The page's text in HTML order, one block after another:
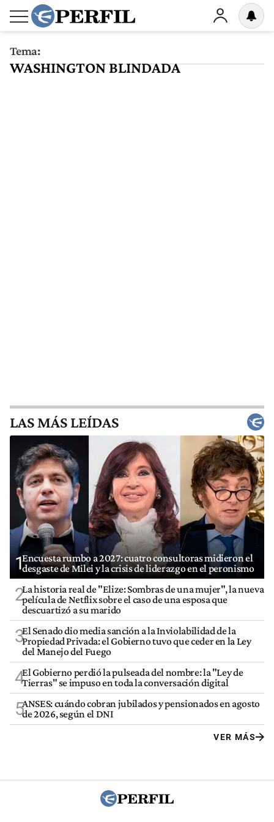
Tema:
WASHINGTON BLINDADA
LAS MÁS LEÍDAS
1Encuesta rumbo a 2027: cuatro consultoras midieron el
desgaste de Milei y la crisis de liderazgo en el peronismo
2La historia real de "Elize: Sombras de una mujer", la nueva
película de Netflix sobre el caso de una esposa que
descuartizó a su marido
3El Senado dio media sanción a la Inviolabilidad de la
Propiedad Privada: el Gobierno tuvo que ceder en la Ley
del Manejo del Fuego
4El Gobierno perdió la pulseada del nombre: la "Ley de
Tierras" se impuso en toda la conversación digital
5ANSES: cuándo cobran jubilados y pensionados en agosto
de 2026, según el DNI
VER MÁS